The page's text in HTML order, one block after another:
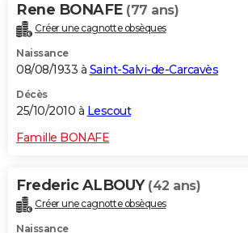
Rene BONAFE (77 ans)
Créer une cagnotte obsèques
Naissance
08/08/1933 à Saint-Salvi-de-Carcavès
Décès
25/10/2010 à Lescout
Famille BONAFE
Frederic ALBOUY (42 ans)
Créer une cagnotte obsèques
Naissance